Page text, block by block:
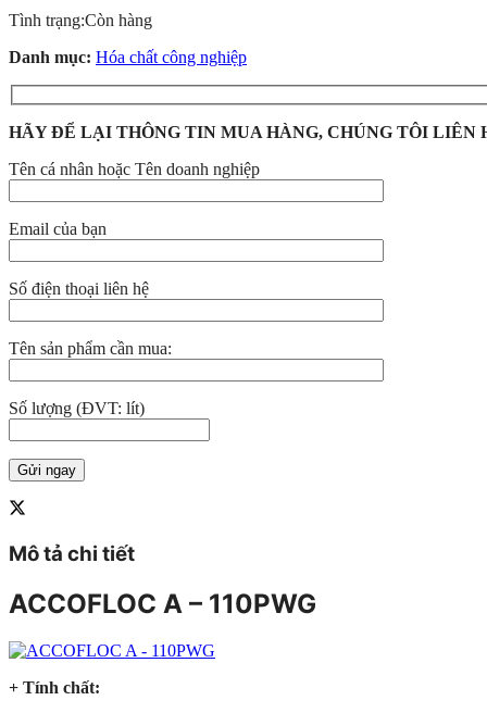
Tình trạng:Còn hàng
Danh mục: Hóa chất công nghiệp
HÃY ĐỂ LẠI THÔNG TIN MUA HÀNG, CHÚNG TÔI LIÊN
Tên cá nhân hoặc Tên doanh nghiệp
Email của bạn
Số điện thoại liên hệ
Tên sản phẩm cần mua:
Số lượng (ĐVT: lít)
Mô tả chi tiết
ACCOFLOC A – 110PWG
+ Tính chất: